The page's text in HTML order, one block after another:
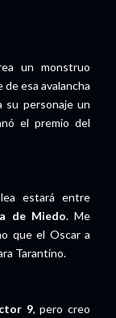
un monstruo
esa avalancha
su personaje un
el premio del
estará entre
de Miedo. Me
que el Oscar a
Tarantino.
9, pero creo